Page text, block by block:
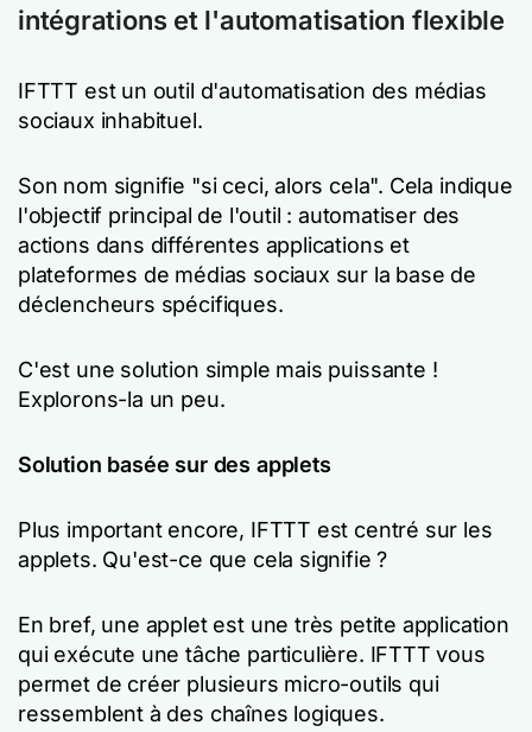
intégrations et l'automatisation flexible
IFTTT est un outil d'automatisation des médias
sociaux inhabituel.
Son nom signifie "si ceci, alors cela". Cela indique
l'objectif principal de l'outil : automatiser des
actions dans différentes applications et
plateformes de médias sociaux sur la base de
déclencheurs spécifiques.
C'est une solution simple mais puissante !
Explorons-la un peu.
Solution basée sur des applets
Plus important encore, IFTTT est centré sur les
applets. Qu'est-ce que cela signifie ?
En bref, une applet est une très petite application
qui exécute une tâche particulière. IFTTT vous
permet de créer plusieurs micro-outils qui
ressemblent à des chaînes logiques.